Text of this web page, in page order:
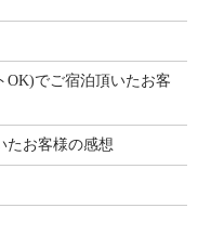
OK)でご宿泊頂いたお客
たお客様の感想